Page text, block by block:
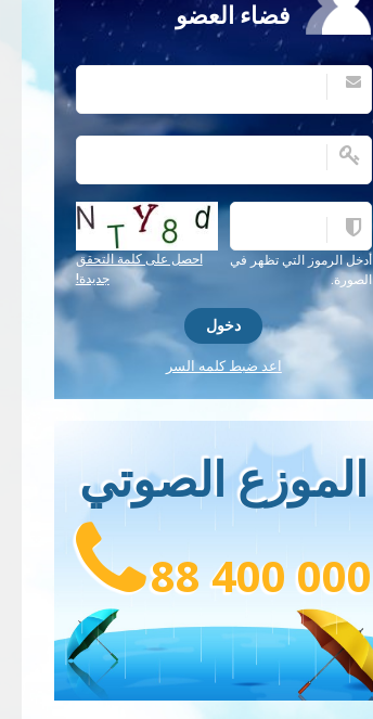
فضاء العضو
أدخل الرموز التي تظهر في
الصورة.
احصل على كلمة التحقق
جديدة!
اعد ضبط كلمه السر
الموزع الصوتي
88 400 000